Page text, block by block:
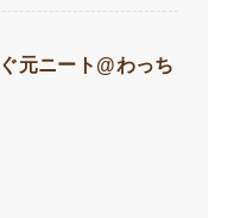
元ニート@わっち